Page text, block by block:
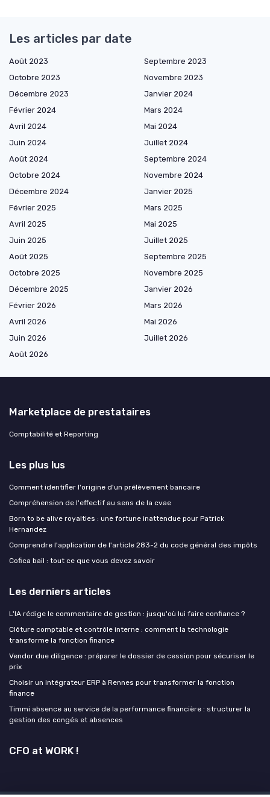
Les articles par date
Août 2023
Septembre 2023
Octobre 2023
Novembre 2023
Décembre 2023
Janvier 2024
Février 2024
Mars 2024
Avril 2024
Mai 2024
Juin 2024
Juillet 2024
Août 2024
Septembre 2024
Octobre 2024
Novembre 2024
Décembre 2024
Janvier 2025
Février 2025
Mars 2025
Avril 2025
Mai 2025
Juin 2025
Juillet 2025
Août 2025
Septembre 2025
Octobre 2025
Novembre 2025
Décembre 2025
Janvier 2026
Février 2026
Mars 2026
Avril 2026
Mai 2026
Juin 2026
Juillet 2026
Août 2026
Marketplace de prestataires
Comptabilité et Reporting
Les plus lus
Comment identifier l'origine d'un prélèvement bancaire
Compréhension de l'effectif au sens de la cvae
Born to be alive royalties : une fortune inattendue pour Patrick
Hernandez
Comprendre l'application de l'article 283-2 du code général des impôts
Cofica bail : tout ce que vous devez savoir
Les derniers articles
L'IA rédige le commentaire de gestion : jusqu'où lui faire confiance ?
Clôture comptable et contrôle interne : comment la technologie
transforme la fonction finance
Vendor due diligence : préparer le dossier de cession pour sécuriser le
prix
Choisir un intégrateur ERP à Rennes pour transformer la fonction
finance
Timmi absence au service de la performance financière : structurer la
gestion des congés et absences
CFO at WORK !